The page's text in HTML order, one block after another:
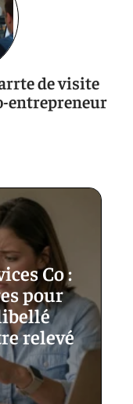
de visite
entrepreneur
Co :
pour
relevé